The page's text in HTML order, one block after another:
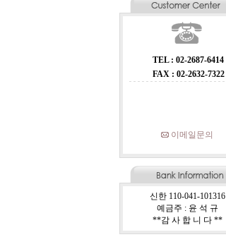
TEL : 02-2687-6414
FAX : 02-2632-7322
이메일문의
신한 110-041-101316
예금주 : 윤 석 규
**감 사 합 니 다 **